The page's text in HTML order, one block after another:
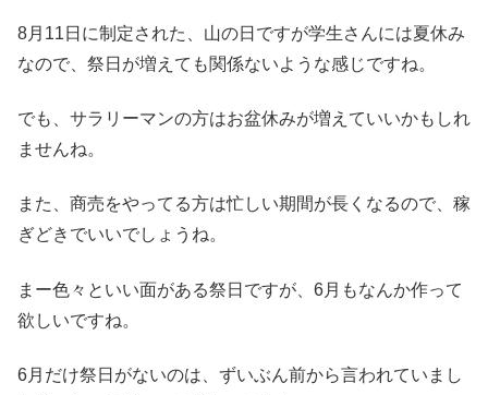
8月11日に制定された、山の日ですが学生さんには夏休み
なので、祭日が増えても関係ないような感じですね。
でも、サラリーマンの方はお盆休みが増えていいかもしれ
ませんね。
また、商売をやってる方は忙しい期間が長くなるので、稼
ぎどきでいいでしょうね。
まー色々といい面がある祭日ですが、6月もなんか作って
欲しいですね。
6月だけ祭日がないのは、ずいぶん前から言われていまし